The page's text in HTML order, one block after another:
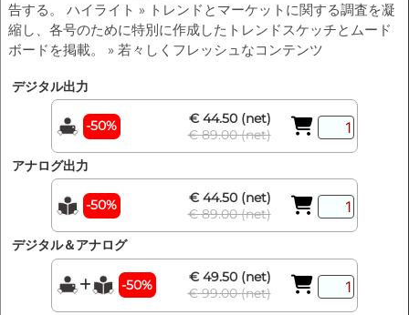
告する。 ハイライト » トレンドとマーケットに関する調査を凝
縮し、各号のために特別に作成したトレンドスケッチとムード
ボードを掲載。 » 若々しくフレッシュなコンテンツ
デジタル出力
-50%
€ 44.50 (net)
€ 89.00 (net)
アナログ出力
-50%
€ 44.50 (net)
€ 89.00 (net)
デジタル＆アナログ
-50%
€ 49.50 (net)
€ 99.00 (net)